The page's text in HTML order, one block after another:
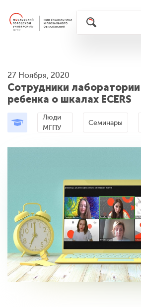
27 Ноября, 2020
Сотрудники лаборатории
ребенка о шкалах ECERS
Люди
МГПУ
Семинары